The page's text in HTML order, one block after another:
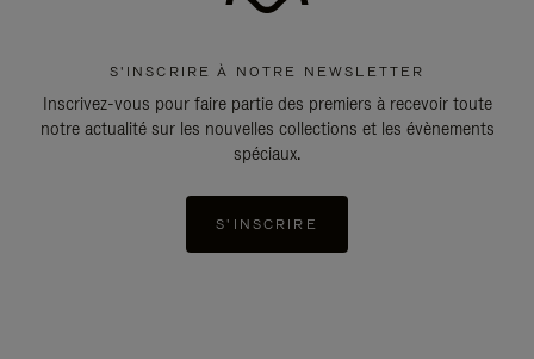
S'INSCRIRE À NOTRE NEWSLETTER
Inscrivez-vous pour faire partie des premiers à recevoir toute
notre actualité sur les nouvelles collections et les évènements
spéciaux.
S'INSCRIRE